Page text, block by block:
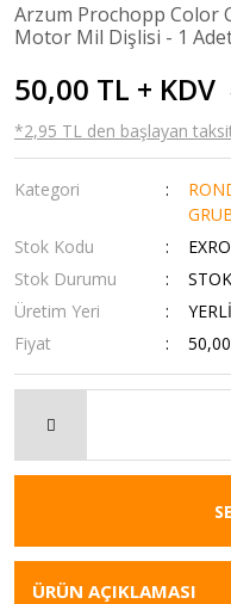
Arzum Prochopp Color
Motor Mil Dişlisi - 1
50,00 TL + KDV
*2,95 TL den başlayan
Kategori
Stok Kodu
Stok Durumu
Üretim Yeri
Fiyat
ÜRÜN AÇIKLAMASI